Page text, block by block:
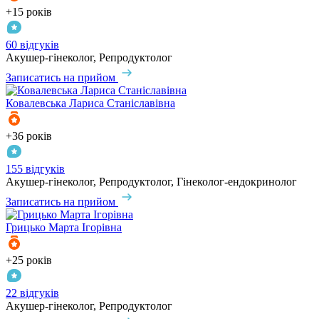
+15 років
60 відгуків
Акушер-гінеколог, Репродуктолог
Записатись на прийом
Ковалевська Лариса Станіславівна
+36 років
155 відгуків
Акушер-гінеколог, Репродуктолог, Гінеколог-ендокринолог
Записатись на прийом
Грицько Марта Ігорівна
+25 років
22 відгуків
Акушер-гінеколог, Репродуктолог